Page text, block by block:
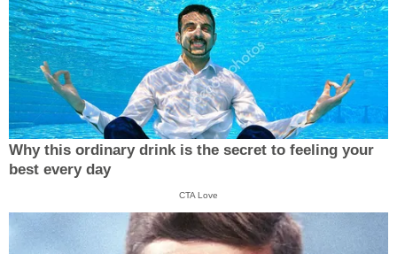
Why this ordinary drink is the secret to feeling your
best every day
CTA Love